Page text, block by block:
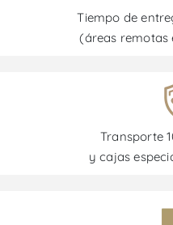
Tiempo de
(áreas remotas
Transporte
y cajas